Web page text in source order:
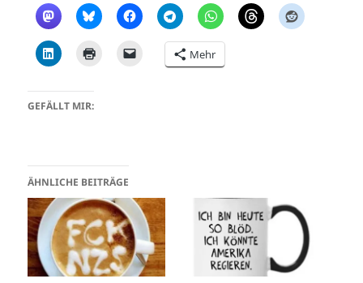
Mehr
GEFÄLLT MIR:
ÄHNLICHE BEITRÄGE